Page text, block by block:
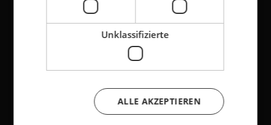
Kontakt
Unklassifizierte
ALLE AKZEPTIEREN